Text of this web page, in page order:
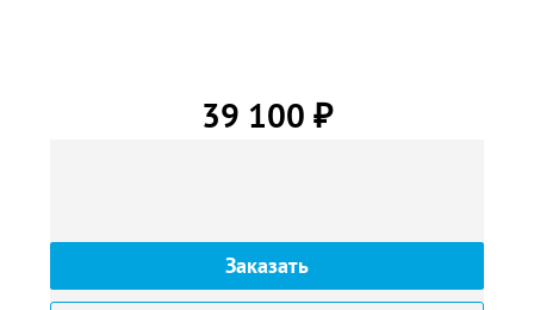
39 100 ₽
Заказать